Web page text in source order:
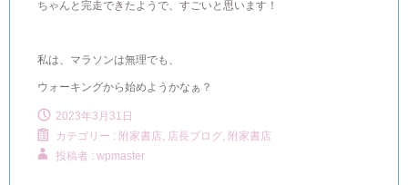
ちゃんと完走できたようで、すごいと思います！
私は、マラソンは無理でも、
ウォーキングから始めようかなぁ？
2023年3月31日
カテゴリー : 附家書店, 店長ブログ, 附家書店
投稿者 : wpmaster